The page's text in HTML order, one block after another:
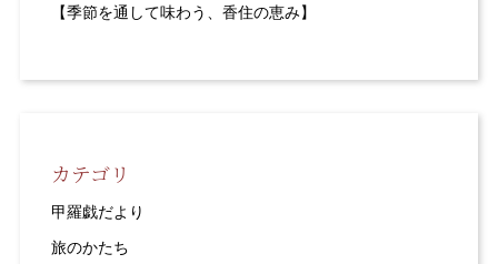
【季節を通して味わう、香住の恵み】
カテゴリ
甲羅戯だより
旅のかたち